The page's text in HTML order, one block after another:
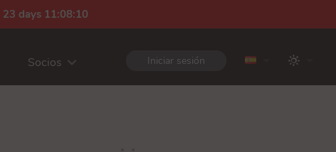
23 days 11:08:09
Socios Iniciar sesión